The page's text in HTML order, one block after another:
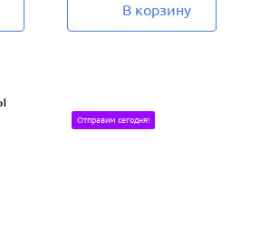
В корзину
Отправим сегодня!